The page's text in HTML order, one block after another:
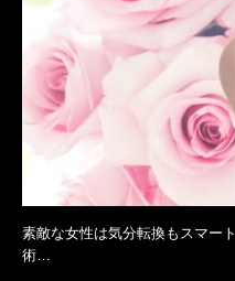
素敵な女性は気分転換もスマー
術…